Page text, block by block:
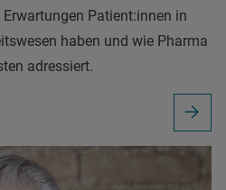
Patient:innen in
haben und wie Pharma
adressiert.